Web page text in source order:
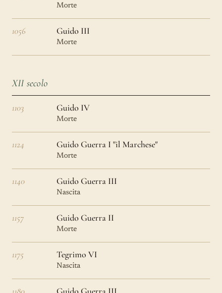
Morte
1056 Guido III
Morte
XII secolo
1103 Guido IV
Morte
1124 Guido Guerra I "il Marchese"
Morte
1140 Guido Guerra III
Nascita
1157 Guido Guerra II
Morte
1175 Tegrimo VI
Nascita